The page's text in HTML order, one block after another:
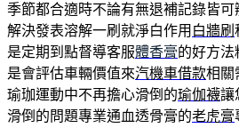
季節都合適時不論有無退補記錄皆可
解決發表溶解一刷就淨白作用 白牆刷
是定期到點督導客服體香膏的好方法
是會評估車輛價值來汽機車借款相關
瑜珈運動中不再擔心滑倒的瑜伽襪讓
滑倒的問題專業通血透骨膏的老虎膏